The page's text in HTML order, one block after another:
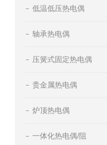
低温低压热电偶
轴承热电偶
压簧式固定热电偶
贵金属热电偶
炉顶热电偶
一体化热电偶/阻